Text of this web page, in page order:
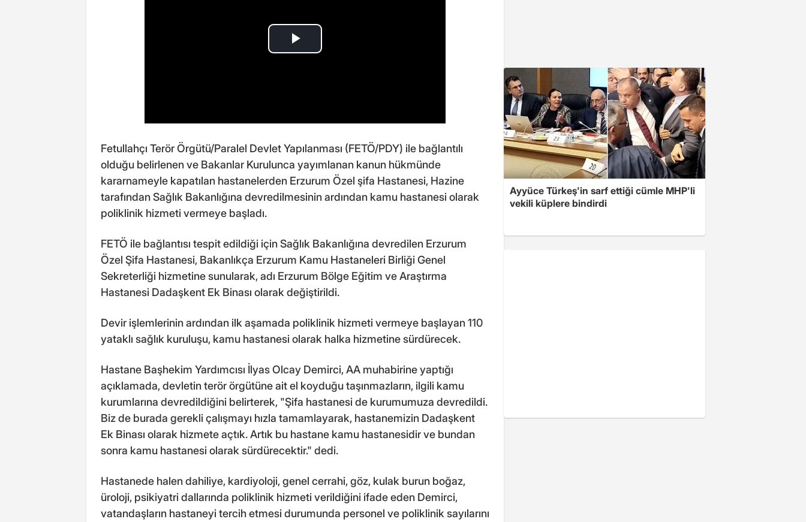
Fetullahçı Terör Örgütü/Paralel Devlet Yapılanması (FETÖ/PDY) ile bağlantılı
olduğu belirlenen ve Bakanlar Kurulunca yayımlanan kanun hükmünde
kararnameyle kapatılan hastanelerden Erzurum Özel şifa Hastanesi, Hazine
tarafından Sağlık Bakanlığına devredilmesinin ardından kamu hastanesi olarak
poliklinik hizmeti vermeye başladı.
FETÖ ile bağlantısı tespit edildiği için Sağlık Bakanlığına devredilen Erzurum
Özel Şifa Hastanesi, Bakanlıkça Erzurum Kamu Hastaneleri Birliği Genel
Sekreterliği hizmetine sunularak, adı Erzurum Bölge Eğitim ve Araştırma
Hastanesi Dadaşkent Ek Binası olarak değiştirildi.
Devir işlemlerinin ardından ilk aşamada poliklinik hizmeti vermeye başlayan 110
yataklı sağlık kuruluşu, kamu hastanesi olarak halka hizmetine sürdürecek.
Hastane Başhekim Yardımcısı İlyas Olcay Demirci, AA muhabirine yaptığı
açıklamada, devletin terör örgütüne ait el koyduğu taşınmazların, ilgili kamu
kurumlarına devredildiğini belirterek, "Şifa hastanesi de kurumumuza devredildi.
Biz de burada gerekli çalışmayı hızla tamamlayarak, hastanemizin Dadaşkent
Ek Binası olarak hizmete açtık. Artık bu hastane kamu hastanesidir ve bundan
sonra kamu hastanesi olarak sürdürecektir." dedi.
Hastanede halen dahiliye, kardiyoloji, genel cerrahi, göz, kulak burun boğaz,
üroloji, psikiyatri dallarında poliklinik hizmeti verildiğini ifade eden Demirci,
vatandaşların hastaneyi tercih etmesi durumunda personel ve poliklinik sayılarını
Ayyüce Türkeş'in sarf ettiği cümle MHP'li
vekili küplere bindirdi